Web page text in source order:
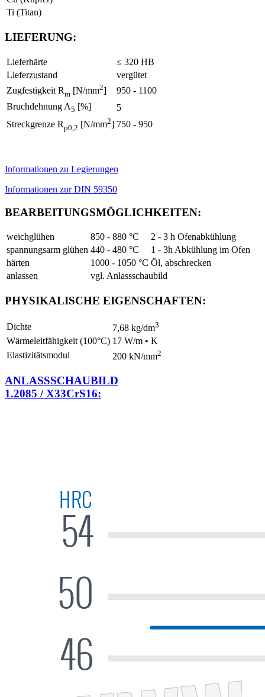
Ti (Titan)
LIEFERUNG:
Lieferhärte
≤ 320 HB
Lieferzustand
vergütet
Zugfestigkeit Rm [N/mm2]
950 - 1100
Bruchdehnung A5 [%]
5
Streckgrenze Rp0,2 [N/mm2] 750 - 950
Informationen zu Legierungen
Informationen zur DIN 59350
BEARBEITUNGSMÖGLICHKEITEN:
weichglühen 850 - 880 °C
2 - 3 h Ofenabkühlung
spannungsarm glühen 440 - 480 °C
1 - 3h Abkühlung im Ofen
härten
1000 - 1050 °C Öl, abschrecken
anlassen
vgl. Anlassschaubild
PHYSIKALISCHE EIGENSCHAFTEN:
Dichte 7,68 kg/dm3
Wärmeleitfähigkeit (100°C) 17 W/m • K
Elastizitätsmodul
200 kN/mm2
ANLASSSCHAUBILD
1.2085 / X33CrS16: